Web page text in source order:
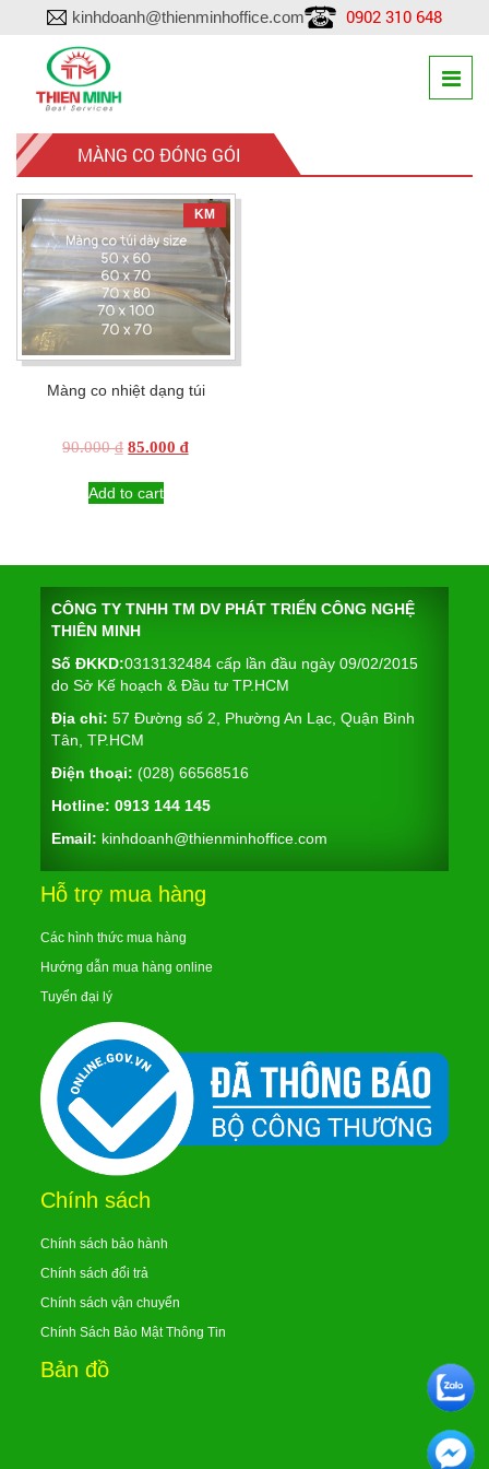
kinhdoanh@thienminhoffice.com 0902 310 648
MÀNG CO ĐÓNG GÓI
KM
Màng co nhiệt dạng túi
90.000₫ Original
was:
85.000₫Current
Add to cart
CÔNG TY TNHH TM DV PHÁT TRIỂN CÔNG NGHỆ
THIÊN MINH
Số ĐKKD:0313132484 cấp lần đầu ngày 09/02/2015
do Sở Kế hoạch & Đầu tư TP.HCM
Địa chỉ: 57 Đường số 2, Phường An Lạc, Quận Bình
Tân, TP.HCM
Điện thoại: (028) 66568516
Hotline: 0913 144 145
Email: kinhdoanh@thienminhoffice.com
Hỗ trợ mua hàng
Các hình thức mua hàng
Hướng dẫn mua hàng online
Tuyển đại lý
Chính sách
Chính sách bảo hành
Chính sách đổi trả
Chính sách vận chuyển
Chính Sách Bảo Mật Thông Tin
Bản đồ